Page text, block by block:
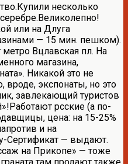
несколько
или на Длуга
— 15 мин. пешком).
Вцлавская пл. На
магазина,
Никакой это не
вроде, экспонаты, но это
завлекающий туристов
рсские (а по-
цена: на 15-25%
и на
Сертификат — выдают.
на Прикопе» — тоже